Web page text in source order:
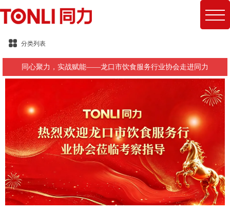
分类列表
同心聚力，实战赋能——龙口市饮食服务行业协会走进同力